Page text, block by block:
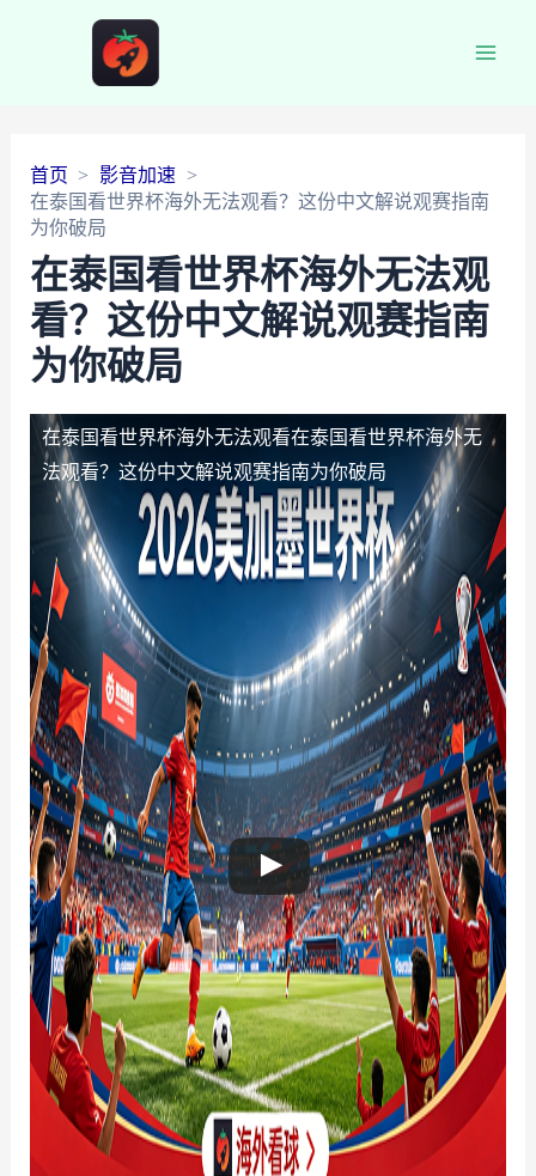
首页
影音加速
在泰国看世界杯海外无法观看？这份中文解说观赛指南
为你破局
在泰国看世界杯海外无法观
看？这份中文解说观赛指南
为你破局
在泰国看世界杯海外无法观看在泰国看世界杯海外无
法观看？这份中文解说观赛指南为你破局